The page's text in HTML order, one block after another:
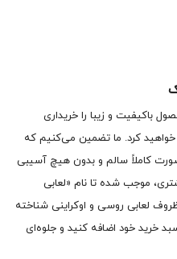
باکیفیت و زیبا را خریداری
خواهید کرد. ما تضمین می‌کنیم که
کاملاً سالم و بدون هیچ آسیبی
موجب شده تا نام «لعابی
لعابی روسی و اوکراینی شناخته
خرید خود اضافه کنید و جلوه‌ای